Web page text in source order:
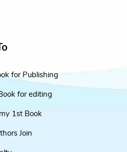
for Publishing
for editing
1st Book
Join